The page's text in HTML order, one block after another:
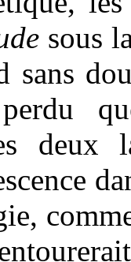
sous
sans